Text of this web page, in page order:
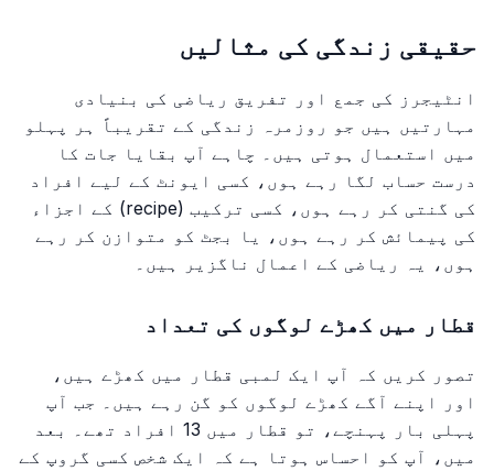
حقیقی زندگی کی مثالیں
انٹیجرز کی جمع اور تفریق ریاضی کی بنیادی
مہارتیں ہیں جو روزمرہ زندگی کے تقریباً ہر پہلو
میں استعمال ہوتی ہیں۔ چاہے آپ بقایا جات کا
درست حساب لگا رہے ہوں، کسی ایونٹ کے لیے افراد
کی گنتی کر رہے ہوں، کسی ترکیب (recipe) کے اجزاء
کی پیمائش کر رہے ہوں، یا بجٹ کو متوازن کر رہے
ہوں، یہ ریاضی کے اعمال ناگزیر ہیں۔
قطار میں کھڑے لوگوں کی تعداد
تصور کریں کہ آپ ایک لمبی قطار میں کھڑے ہیں،
اور اپنے آگے کھڑے لوگوں کو گن رہے ہیں۔ جب آپ
پہلی بار پہنچے، تو قطار میں 13 افراد تھے۔ بعد
میں، آپ کو احساس ہوتا ہے کہ ایک شخص کسی گروپ کے